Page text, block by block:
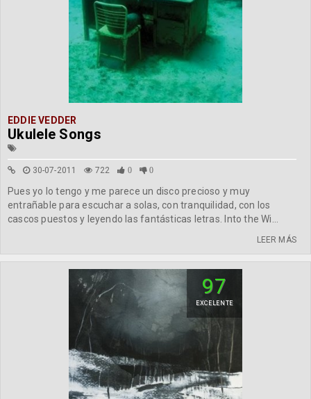
EDDIE VEDDER
Ukulele Songs
30-07-2011 722 0 0
Pues yo lo tengo y me parece un disco precioso y muy
entrañable para escuchar a solas, con tranquilidad, con los
cascos puestos y leyendo las fantásticas letras. Into the Wi...
LEER MÁS
97
EXCELENTE